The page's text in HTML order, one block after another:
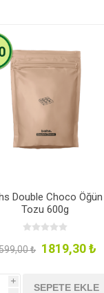
Double Choco Öğün
Tozu 600g
₺ 1819,30 ₺
i
SEPETE EKLE